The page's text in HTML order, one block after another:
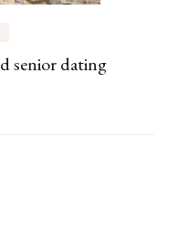
senior dating